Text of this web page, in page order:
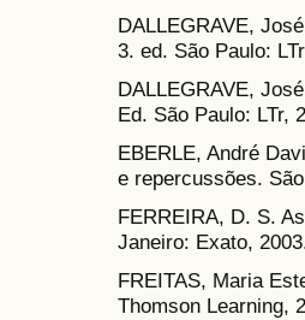
DALLEGRAVE,
3. ed. São Paulo:
DALLEGRAVE,
Ed. São Paulo: LTr,
EBERLE, André
e repercussões.
FERREIRA, D. S.
Janeiro: Exato,
FREITAS, Maria
Thomson Learning,